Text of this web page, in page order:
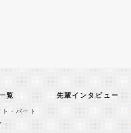
覧
ト・パート
先輩インタビュー